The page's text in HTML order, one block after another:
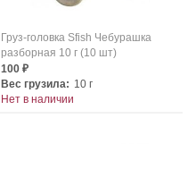
Груз-головка Sfish Чебурашка
разборная 10 г (10 шт)
100 ₽
Вес грузила: 10 г
Нет в наличии